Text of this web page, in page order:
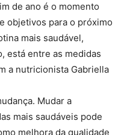
de ano é o momento
objetivos para o próximo
mais saudável,
está entre as medidas
a nutricionista Gabriella
Mudar a
mais saudáveis pode
melhora da qualidade